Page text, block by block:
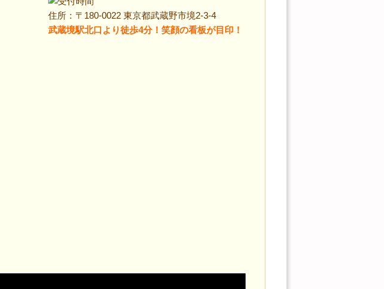
住所：〒180-0022 東京都武蔵野市境2-3-4
武蔵境駅北口より徒歩4分！笑顔の看板が目印！